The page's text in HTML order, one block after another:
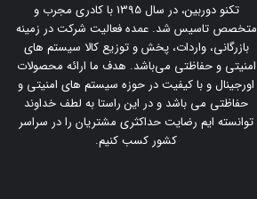
تکنو دوربین، در سال 1395 با کادری مجرب و
متخصص تاسیس شد. عمده فعالیت شرکت در زمینه
بازرگانی، واردات، پخش و توزیع کالا سیستم های
امنیتی و حفاظتی می‌باشد. هدف ما ارائه محصولات
اورجینال و با کیفیت در حوزه سیستم های امنیتی و
حفاظتی می باشد و در این راستا به لطف خداوند
توانسته ایم رضایت حداکثری مشتریان را در سراسر
کشور کسب کنیم.